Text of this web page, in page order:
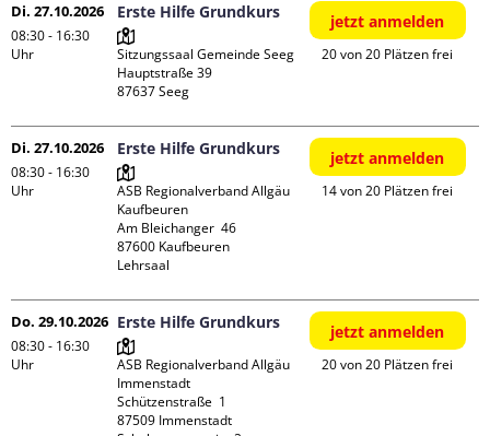
Di. 27.10.2026
08:30 - 16:30
Uhr
Erste Hilfe Grundkurs
Sitzungssaal Gemeinde Seeg
Hauptstraße 39
jetzt anmelden
20 von 20 Plätzen frei
Di. 27.10.2026
08:30 - 16:30
Uhr
Erste Hilfe Grundkurs
ASB Regionalverband Allgäu
Kaufbeuren
Am Bleichanger  46
87600 Kaufbeuren
Lehrsaal
jetzt anmelden
14 von 20 Plätzen frei
Do. 29.10.2026
08:30 - 16:30
Uhr
Erste Hilfe Grundkurs
ASB Regionalverband Allgäu
Immenstadt
Schützenstraße  1
87509 Immenstadt
jetzt anmelden
20 von 20 Plätzen frei